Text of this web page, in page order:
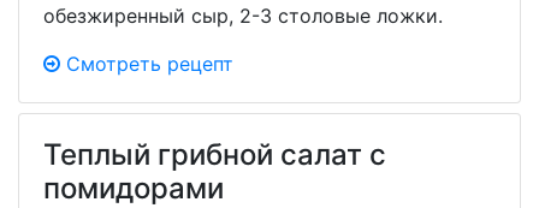
обезжиренный сыр, 2-3 столовые ложки.
Смотреть рецепт
Теплый грибной салат с
помидорами